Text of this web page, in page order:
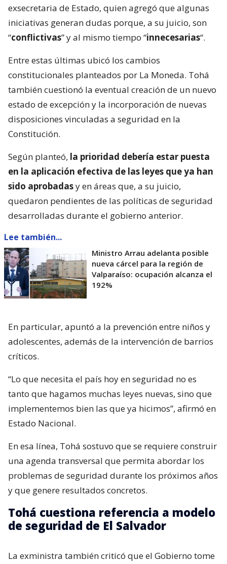
exsecretaria de Estado, quien agregó que algunas
iniciativas generan dudas porque, a su juicio, son
“conflictivas” y al mismo tiempo “innecesarias“.
Entre estas últimas ubicó los cambios
constitucionales planteados por La Moneda. Tohá
también cuestionó la eventual creación de un nuevo
estado de excepción y la incorporación de nuevas
disposiciones vinculadas a seguridad en la
Constitución.
Según planteó, la prioridad debería estar puesta
en la aplicación efectiva de las leyes que ya han
sido aprobadasy en áreas que, a su juicio,
quedaron pendientes de las políticas de seguridad
desarrolladas durante el gobierno anterior.
Lee también...
Ministro Arrau adelanta posible
nueva cárcel para la región de
Valparaíso: ocupación alcanza el
192%
En particular, apuntó a la prevención entre niños y
adolescentes, además de la intervención de barrios
críticos.
“Lo que necesita el país hoy en seguridad no es
tanto que hagamos muchas leyes nuevas, sino que
implementemos bien las que ya hicimos”, afirmó en
Estado Nacional.
En esa línea, Tohá sostuvo que se requiere construir
una agenda transversal que permita abordar los
problemas de seguridad durante los próximos años
y que genere resultados concretos.
Tohá cuestiona referencia a modelo
de seguridad de El Salvador
La exministra también criticó que el Gobierno tome